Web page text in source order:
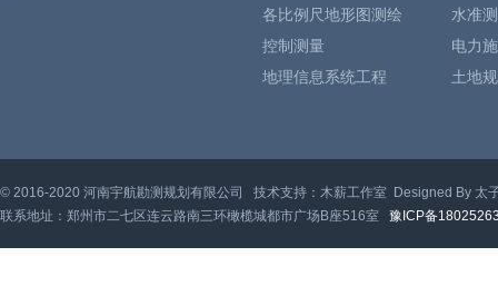
各比例尺地形图测绘
水准
控制测量
电力
地理信息系统工程
土地
© 2016-2020 河南宇航勘测规划有限公司 技术支持：木薪工作室 Designed By 太
联系地址：郑州市二七区连云路南三环橄榄城都市广场B座516室 豫ICP备